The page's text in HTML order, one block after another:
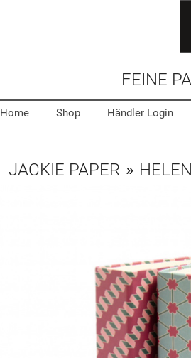
FEINE
Home Shop Händler Login
JACKIE PAPER »